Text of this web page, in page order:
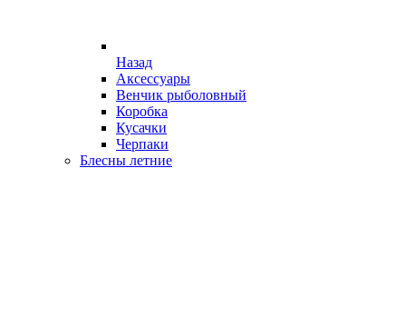
Назад
Аксессуары
Венчик рыболовный
Коробка
Кусачки
Черпаки
Блесны летние